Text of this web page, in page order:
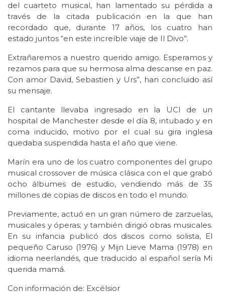
del cuarteto musical, han lamentado su pérdida a
través de la citada publicación en la que han
recordado que, durante 17 años, los cuatro han
estado juntos “en este increíble viaje de Il Divo”.
Extrañaremos a nuestro querido amigo. Esperamos y
rezamos para que su hermosa alma descanse en paz.
Con amor David, Sebastien y Urs”, han concluido así
su mensaje.
El cantante llevaba ingresado en la UCI de un
hospital de Manchester desde el día 8, intubado y en
coma inducido, motivo por el cual su gira inglesa
quedaba suspendida hasta el año que viene.
Marín era uno de los cuatro componentes del grupo
musical crossover de música clásica con el que grabó
ocho álbumes de estudio, vendiendo más de 35
millones de copias de discos en todo el mundo.
Previamente, actuó en un gran número de zarzuelas,
musicales y óperas; y también dirigió obras musicales.
En su infancia publicó dos discos como solista, El
pequeño Caruso (1976) y Mijn Lieve Mama (1978) en
idioma neerlandés, que traducido al español sería Mi
querida mamá.
Con información de: Excélsior